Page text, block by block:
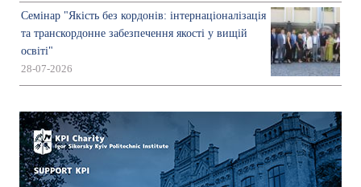
Семінар "Якість без кордонів: інтернаціоналізація
та транскордонне забезпечення якості у вищій
освіті"
28-07-2026